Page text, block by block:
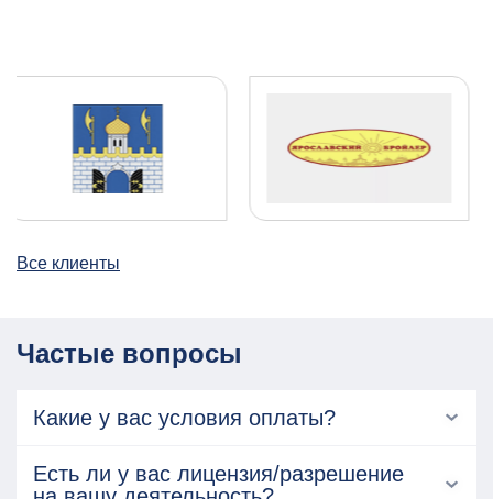
Все клиенты
Частые вопросы
Какие у вас условия оплаты?
Есть ли у вас лицензия/разрешение